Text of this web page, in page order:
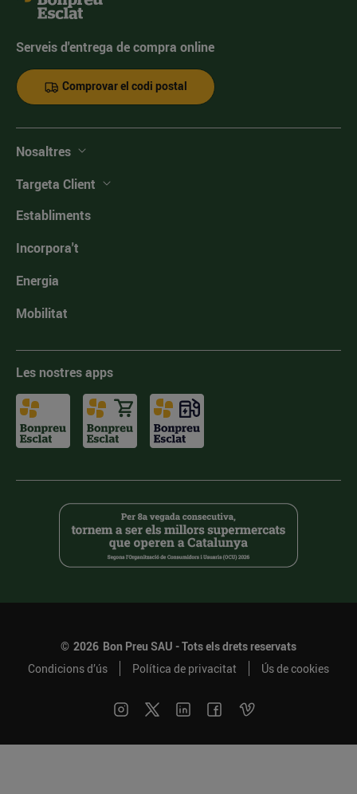
Serveis d'entrega de compra online
Comprovar el codi postal
Nosaltres
Targeta Client
Establiments
Incorpora't
Energia
Mobilitat
Les nostres apps
© 2026 Bon Preu SAU - Tots els drets reservats
Condicions d’ús
Política de privacitat Ús de cookies